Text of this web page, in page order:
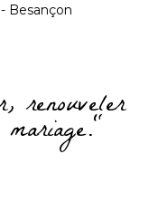
Besançon
renouveler